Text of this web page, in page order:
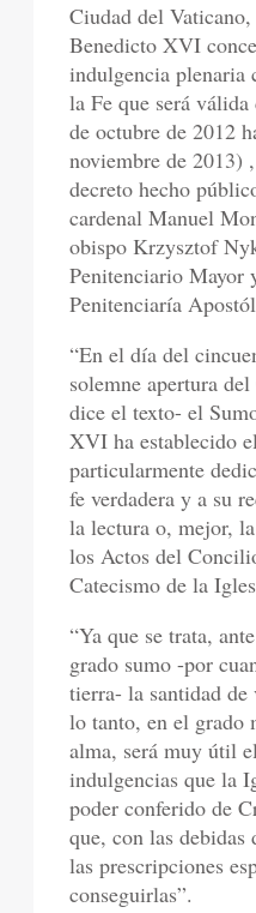
Ciudad del
Benedicto XVI
indulgencia plenaria
la Fe que será válida
de octubre de 2012
noviembre de 2013)
decreto hecho
cardenal Manuel
obispo Krzysztof
Penitenciario Mayor
Penitenciaría
“En el día del
solemne apertura
dice el texto- el
XVI ha establecido
particularmente
fe verdadera y a su
la lectura o, mejor,
los Actos del
Catecismo de la
“Ya que se trata,
grado sumo -por
tierra- la santidad
lo tanto, en el grado
alma, será muy útil
indulgencias que la
poder conferido de
que, con las
las prescripciones
conseguirlas”.